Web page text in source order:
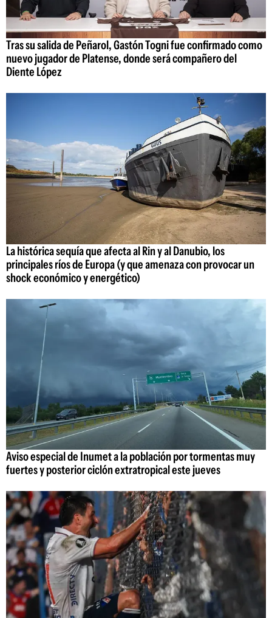
Tras su salida de Peñarol, Gastón Togni fue confirmado como
nuevo jugador de Platense, donde será compañero del
Diente López
La histórica sequía que afecta al Rin y al Danubio, los
principales ríos de Europa (y que amenaza con provocar un
shock económico y energético)
Aviso especial de Inumet a la población por tormentas muy
fuertes y posterior ciclón extratropical este jueves